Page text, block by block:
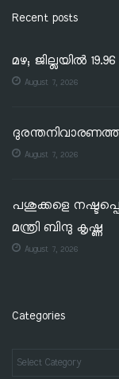
Recent posts
മഴ; ജില്ലയില്‍
August 7, 2026
August 7, 2026
പശുക്കളെ
മന്ത്രി ബിന്ദു കൃഷ്ണ
August 7, 2026
Categories